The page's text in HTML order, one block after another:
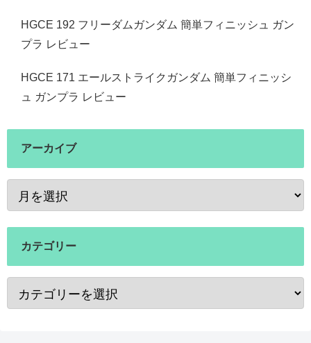
HGCE 192 フリーダムガンダム 簡単フィニッシュ ガン
プラ レビュー
HGCE 171 エールストライクガンダム 簡単フィニッシ
ュ ガンプラ レビュー
アーカイブ
カテゴリー